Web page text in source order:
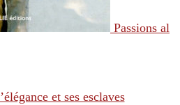
Passions al
et ses esclaves